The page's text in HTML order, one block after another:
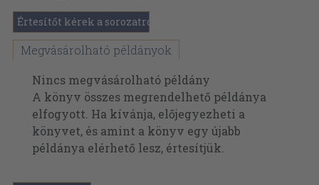
Értesítőt kérek a sorozatról
Megvásárolható példányok
Nincs megvásárolható példány
A könyv összes megrendelhető példánya
elfogyott. Ha kívánja, előjegyezheti a
könyvet, és amint a könyv egy újabb
példánya elérhető lesz, értesítjük.